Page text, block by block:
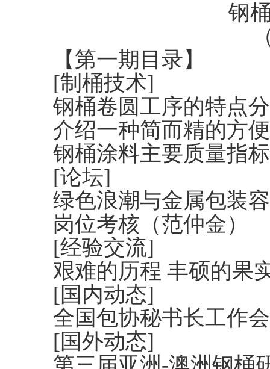
钢
【第一期目录】
[制桶技术]
钢桶卷圆工序的特点
介绍一种简而精的方
钢桶涂料主要质量指
[论坛]
绿色浪潮与金属包装
岗位考核（范仲金）
[经验交流]
艰难的历程 丰硕的果
[国内动态]
全国包协秘书长工作
[国外动态]